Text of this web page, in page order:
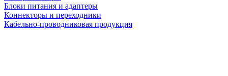
Блоки питания и адаптеры
Коннекторы и переходники
Кабельно-проводниковая продукция